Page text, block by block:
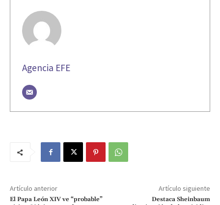
Agencia EFE
Artículo anterior
El Papa León XIV ve “probable”
Artículo siguiente
Destaca Sheinbaum